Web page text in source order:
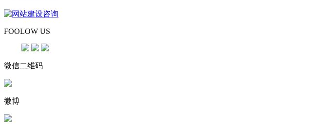
FOOLOW US
微信二维码
微博